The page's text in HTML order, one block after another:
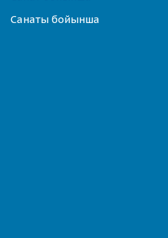
Санаты бойынша